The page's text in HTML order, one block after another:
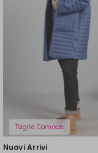
Taglie Comode
Nuovi Arrivi